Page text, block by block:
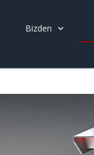
Bizden